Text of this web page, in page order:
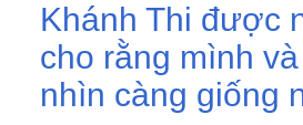
Khánh Thi được
cho rằng mình
nhìn càng giống